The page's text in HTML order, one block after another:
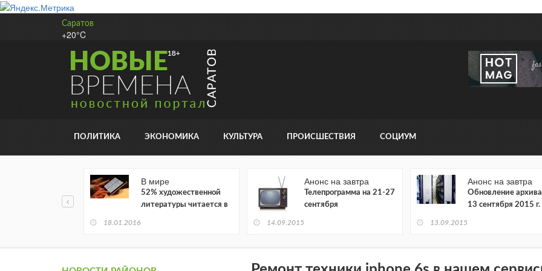
Саратов
+20°C
ПОЛИТИКА ЭКОНОМИКА КУЛЬТУРА ПРОИСШЕСТВИЯ СОЦИУМ
В мире
52% художественной
литературы читается в
18.01.2016
Анонс на завтра
Телепрограмма на 21-27
сентября
14.09.2015
Анонс на завтра
Обновление архива
13 сентября 2015 г.
13.09.2015